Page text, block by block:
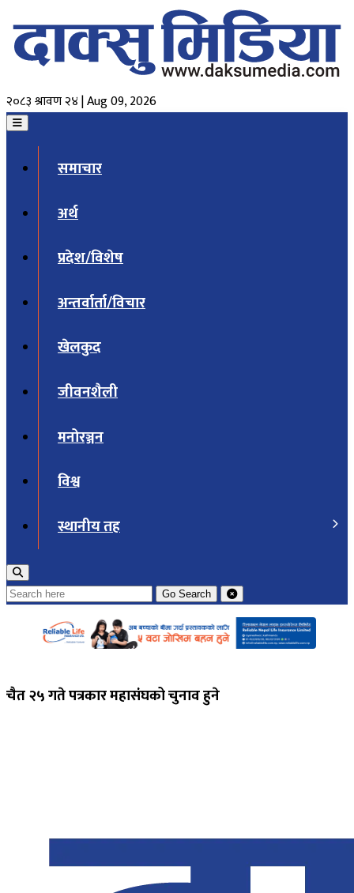
२०८३ श्रावण २४ | Aug 09, 2026
समाचार
अर्थ
प्रदेश/विशेष
अन्तर्वार्ता/विचार
खेलकुद
जीवनशैली
मनोरञ्जन
विश्व
स्थानीय तह
Go Search
चैत २५ गते पत्रकार महासंंघको चुनाव हुने